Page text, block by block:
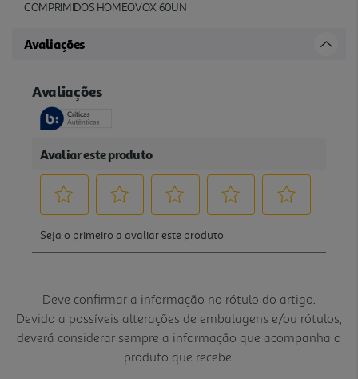
COMPRIMIDOS HOMEOVOX 60UN
Avaliações
Deve confirmar a informação no rótulo do artigo.
Devido a possíveis alterações de embalagens e/ou rótulos,
deverá considerar sempre a informação que acompanha o
produto que recebe.